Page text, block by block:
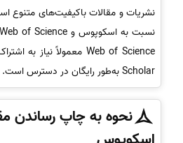
نشریات و مقالات باکیفیت‌های متنوع
Scholar به‌طور رایگان در دسترس است.
نحوه به چاپ رساندن